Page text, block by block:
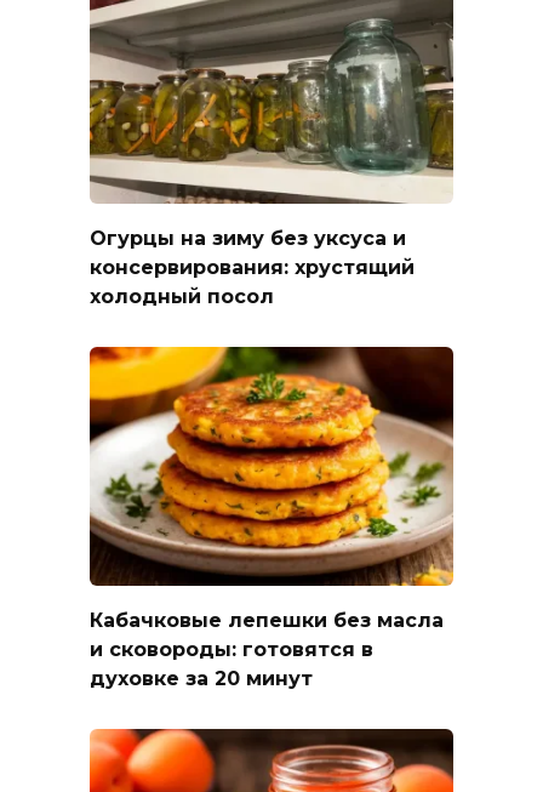
Огурцы на зиму без уксуса и
консервирования: хрустящий
холодный посол
Кабачковые лепешки без масла
и сковороды: готовятся в
духовке за 20 минут